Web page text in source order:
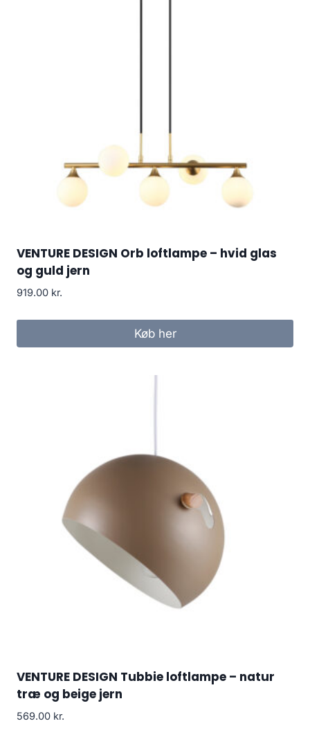
VENTURE DESIGN Orb loftlampe – hvid glas
og guld jern
919.00 kr.
Køb her
VENTURE DESIGN Tubbie loftlampe – natur
træ og beige jern
569.00 kr.